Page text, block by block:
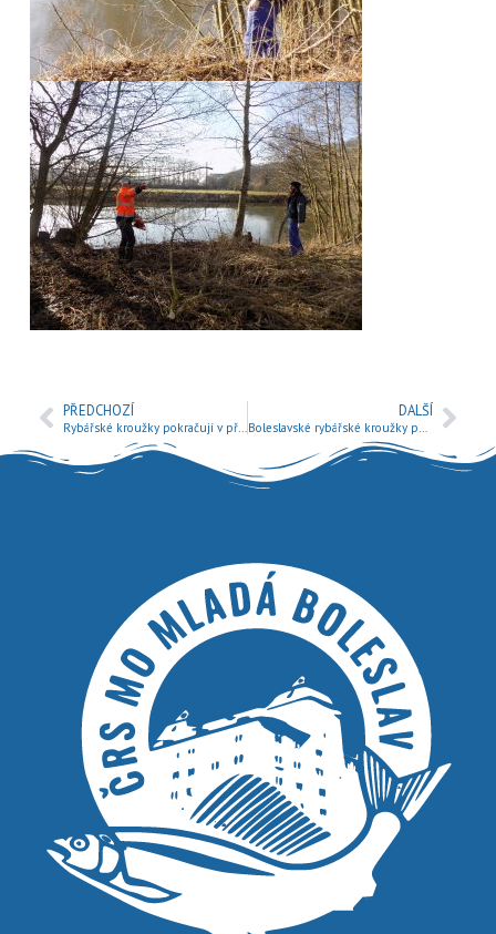
PŘEDCHOZÍ
Rybářské kroužky pokračují v přípravě před přicházející sezónou
DALŠÍ
Boleslavské rybářské kroužky poprvé na pstruzích